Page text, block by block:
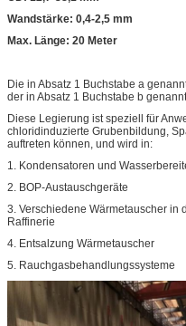
Wandstärke: 0,4-2,5 mm
Max. Länge: 20 Meter
Die in Absatz 1 Buchstabe a
der in Absatz 1 Buchstabe b
Diese Legierung ist speziell für
chloridinduzierte Grubenbildung,
auftreten können, und wird in:
1. Kondensatoren und
2. BOP-Austauschgeräte
3. Verschiedene Wärmetauscher in
Raffinerie
4. Entsalzung Wärmetauscher
5. Rauchgasbehandlungssysteme